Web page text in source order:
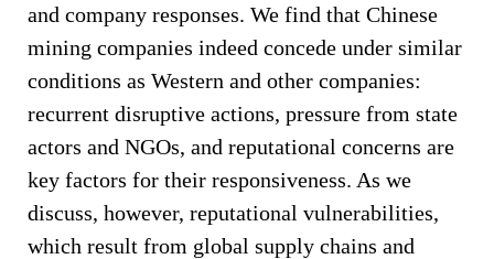
and company responses. We find that Chinese
mining companies indeed concede under similar
conditions as Western and other companies:
recurrent disruptive actions, pressure from state
actors and NGOs, and reputational concerns are
key factors for their responsiveness. As we
discuss, however, reputational vulnerabilities,
which result from global supply chains and